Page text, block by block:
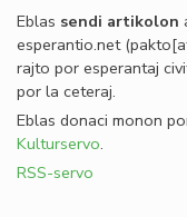
Eblas sendi artikolon
esperantio.net
rajto por esperantaj
por la ceteraj.
Eblas donaci monon
Kulturservo.
RSS-servo